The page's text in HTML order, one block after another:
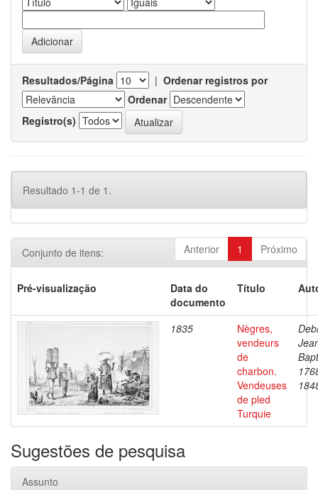
Resultados/Página | Ordenar registros por
Ordenar
Registro(s)
Resultado 1-1 de 1.
Anterior 1 Próximo
Conjunto de itens:
Pré-visualização
Data do
documento
Título
1835
Nègres,
vendeurs
de
charbon.
Vendeuses
de pled
Turquie
Sugestões de pesquisa
Assunto